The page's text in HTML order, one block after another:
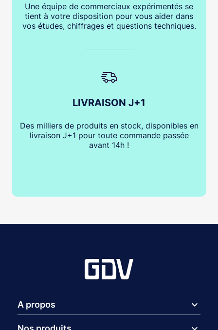
Une équipe de commerciaux expérimentés se
tient à votre disposition pour vous aider dans
vos études, chiffrages et questions techniques.
LIVRAISON J+1
Des milliers de produits en stock, disponibles en
livraison J+1 pour toute commande passée
avant 14h !
A propos expand_more